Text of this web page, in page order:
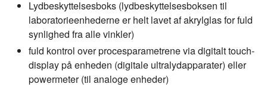
Lydbeskyttelsesboks (lydbeskyttelsesboksen til
laboratorieenhederne er helt lavet af akrylglas for fuld
synlighed fra alle vinkler)
fuld kontrol over procesparametrene via digitalt touch-
display på enheden (digitale ultralydapparater) eller
powermeter (til analoge enheder)